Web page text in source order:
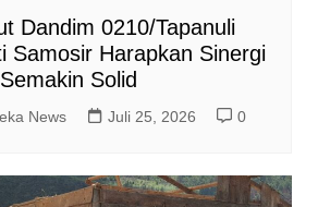
Dandim 0210/Tapanuli
Samosir Harapkan Sinergi
Solid
News Juli 25, 2026 0